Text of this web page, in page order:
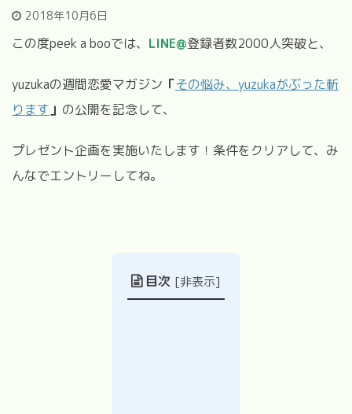
2018年10月6日
この度peek a booでは、 LINE@登録者数2000人突破と、
yuzukaの週間恋愛マガジン 「その悩み、yuzukaがぶった斬
ります 」 の公開を記念して、
プレゼント企画を実施いたします！条件をクリアして、み
んなでエントリーしてね。
目次 [非表示]